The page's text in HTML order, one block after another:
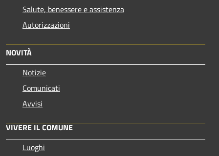
Salute, benessere e assistenza
Autorizzazioni
NOVITÀ
Notizie
Comunicati
Avvisi
VIVERE IL COMUNE
Luoghi